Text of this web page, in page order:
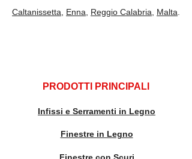
Caltanissetta, Enna, Reggio Calabria, Malta.
PRODOTTI PRINCIPALI
Infissi e Serramenti in Legno
Finestre in Legno